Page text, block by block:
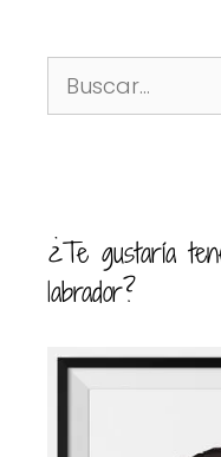
¿Te gustaría
labrador?